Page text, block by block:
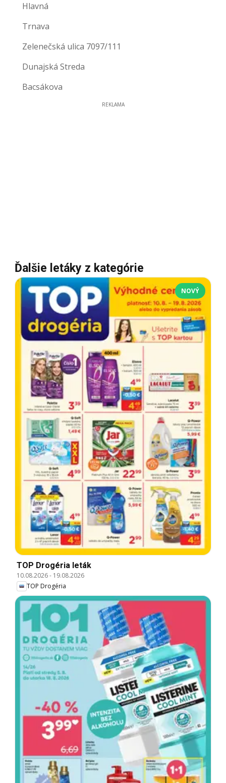
Hlavná
Trnava
Zelenečská ulica 7097/111
Dunajská Streda
Bacsákova
REKLAMA
Ďalšie letáky z kategórie
NOVÝ
TOP Drogéria leták
10.08.2026- 19.08.2026
TOP Drogéria